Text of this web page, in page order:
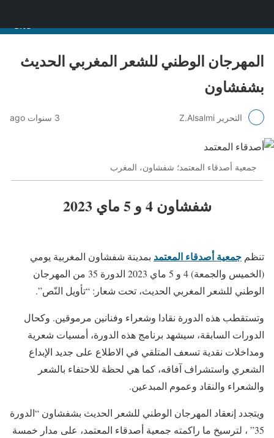
المهرجان الوطني للشعر المغربي الحديث
بشفشاون
التحرير Z.Alsalmi 3 سنوات ago
جمعية أصدقاء المعتمد؛ شفشاون، المغرب
شفشاون 4 و 5 ماي 2023
تنظم جمعية أصدقاء المعتمد بمدينة شفشاون المغربية يومي
(الخميس والجمعة) 4 و 5 ماي 2023 الدورة 35 من المهرجان
الوطني للشعر المغربي الحديث، تحت شعار: “تأويل النّص”.
وتستقطب هذه الدورة نقادا وشعراء وفنانين مرموقين. وكحال
الدورات السابقة، سيشهد برنامج هذه الدورة، أمسيات شعرية
ومداخلات نقدية تسعف المتلقي في الاطلاع على جديد الإبداع
الشعري واستشراف آفاقه، كما هي لحظة للاحتفاء بالشعر
والشعراء والنقاد وعموم المبدعين.
ويتجدد إنعقاد المهرجان الوطني للشعر الحديث بشفشاون “الدورة
35” ، لترسيخ ما راكمته جمعية أصدقاء المعتمد، على مدار خمسة